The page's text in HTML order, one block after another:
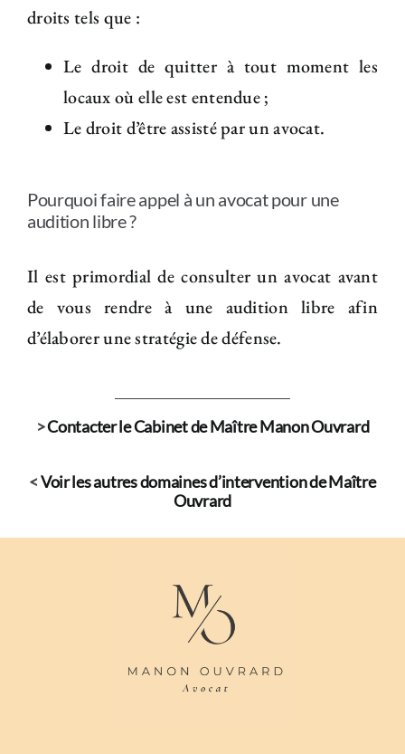
droits tels que :
Le droit de quitter à tout moment les
locaux où elle est entendue ;
Le droit d’être assisté par un avocat.
Pourquoi faire appel à un avocat pour une
audition libre ?
Il est primordial de consulter un avocat avant
de vous rendre à une audition libre afin
d’élaborer une stratégie de défense.
>Contacter le Cabinet de Maître Manon Ouvrard
<Voir les autres domaines d’intervention de Maître
Ouvrard